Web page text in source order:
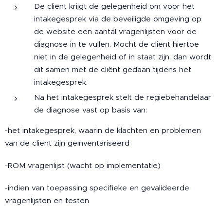
De cliënt krijgt de gelegenheid om voor het
intakegesprek via de beveiligde omgeving op
de website een aantal vragenlijsten voor de
diagnose in te vullen. Mocht de cliënt hiertoe
niet in de gelegenheid of in staat zijn, dan wordt
dit samen met de cliënt gedaan tijdens het
intakegesprek.
Na het intakegesprek stelt de regiebehandelaar
de diagnose vast op basis van:
-het intakegesprek, waarin de klachten en problemen
van de cliënt zijn geïnventariseerd
-ROM vragenlijst (wacht op implementatie)
-indien van toepassing specifieke en gevalideerde
vragenlijsten en testen